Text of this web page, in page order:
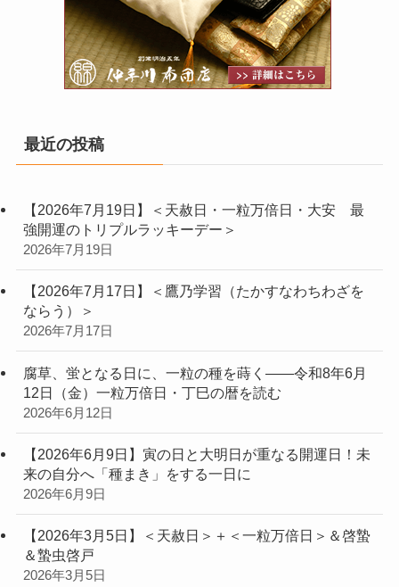
最近の投稿
【2026年7月19日】＜天赦日・一粒万倍日・大安 最
強開運のトリプルラッキーデー＞
2026年7月19日
【2026年7月17日】＜鷹乃学習（たかすなわちわざを
ならう）＞
2026年7月17日
腐草、蛍となる日に、一粒の種を蒔く——令和8年6月
12日（金）一粒万倍日・丁巳の暦を読む
2026年6月12日
【2026年6月9日】寅の日と大明日が重なる開運日！未
来の自分へ「種まき」をする一日に
2026年6月9日
【2026年3月5日】＜天赦日＞＋＜一粒万倍日＞＆啓蟄
＆蟄虫啓戸
2026年3月5日